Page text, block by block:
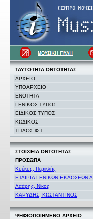
ΤΑΥΤΟΤΗΤΑ ΟΝΤΟΤΗΤΑΣ
ΑΡΧΕΙΟ
ΥΠΟΑΡΧΕΙΟ
ΕΝΟΤΗΤΑ
ΓΕΝΙΚΟΣ ΤΥΠΟΣ
ΕΙΔΙΚΟΣ ΤΥΠΟΣ
ΚΩΔΙΚΟΣ
ΤΙΤΛΟΣ Φ.Τ.
ΣΤΟΙΧΕΙΑ ΟΝΤΟΤΗΤΑΣ
ΠΡΟΣΩΠΑ
Κούκος, Περικλής
ΕΤΑΙΡΙΑ ΓΕΝΙΚΩΝ ΕΚΔΟΣΕΩΝ Α.
Λαάρης, Νίκος
ΚΑΡΥΔΗΣ, ΚΩΣΤΑΝΤΙΝΟΣ
ΨΗΦΙΟΠΟΙΗΜΕΝΟ ΑΡΧΕΙΟ